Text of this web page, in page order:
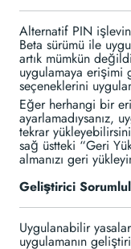
Alternatif PIN
Beta sürümü ile
artık mümkün
uygulamaya erişimi
seçeneklerini
Eğer herhangi bir
ayarlamadıysanız,
tekrar
sağ üstteki “Geri
almanızı geri
Geliştirici
Uygulanabilir
uygulamanın